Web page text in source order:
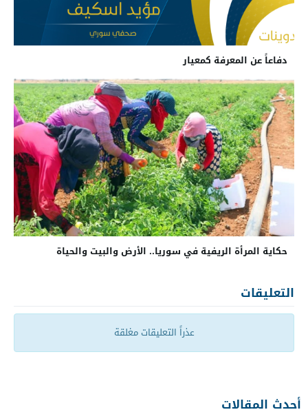
دفاعاً عن المعرفة كمعيار
حكاية المرأة الريفية في سوريا.. الأرض والبيت والحياة
التعليقات
عذراً التعليقات مغلقة
أحدث المقالات